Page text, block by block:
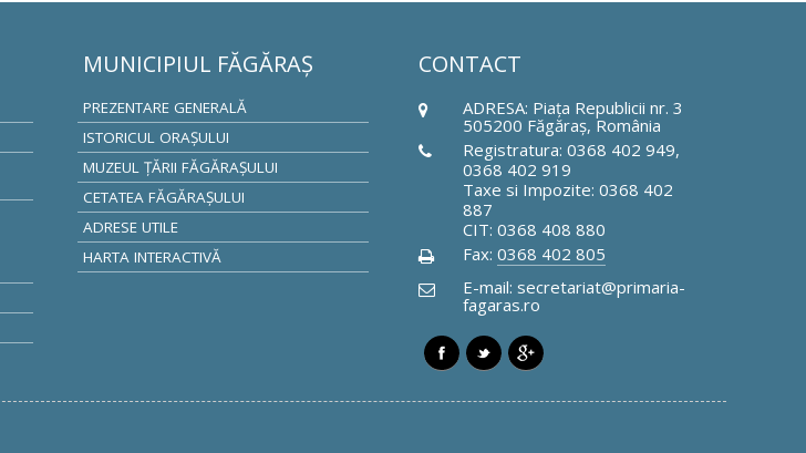
MUNICIPIUL FĂGĂRAŞ
PREZENTARE GENERALĂ
ISTORICUL ORAŞULUI
MUZEUL ŢĂRII FĂGĂRAŞULUI
CETATEA FĂGĂRAŞULUI
ADRESE UTILE
HARTA INTERACTIVĂ
CONTACT
ADRESA: Piaţa Republicii nr. 3
505200 Făgăraş, România
Registratura: 0368 402 949,
0368 402 919
Taxe si Impozite: 0368 402
887
CIT: 0368 408 880
Fax: 0368 402 805
E-mail: secretariat@primaria-
fagaras.ro